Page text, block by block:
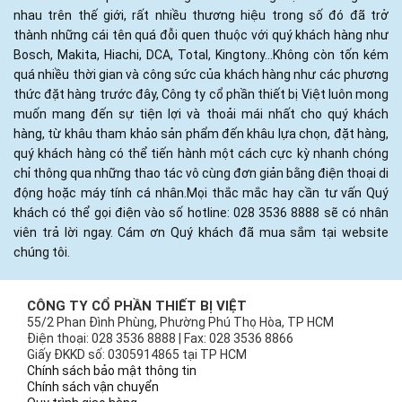
nhau trên thế giới, rất nhiều thương hiệu trong số đó đã trở
thành những cái tên quá đỗi quen thuộc với quý khách hàng như
Bosch, Makita, Hiachi, DCA, Total, Kingtony...Không còn tốn kém
quá nhiều thời gian và công sức của khách hàng như các phương
thức đặt hàng trước đây, Công ty cổ phần thiết bị Việt luôn mong
muốn mang đến sự tiện lợi và thoải mái nhất cho quý khách
hàng, từ khâu tham khảo sản phẩm đến khâu lựa chọn, đặt hàng,
quý khách hàng có thể tiến hành một cách cực kỳ nhanh chóng
chỉ thông qua những thao tác vô cùng đơn giản bằng điện thoại di
động hoặc máy tính cá nhân.Mọi thắc mắc hay cần tư vấn Quý
khách có thể gọi điện vào số hotline: 028 3536 8888 sẽ có nhân
viên trả lời ngay. Cám ơn Quý khách đã mua sắm tại website
chúng tôi.
CÔNG TY CỔ PHẦN THIẾT BỊ VIỆT
55/2 Phan Đình Phùng, Phường Phú Thọ Hòa, TP HCM
Điện thoại: 028 3536 8888 | Fax: 028 3536 8866
Giấy ĐKKD số: 0305914865 tại TP HCM
Chính sách bảo mật thông tin
Chính sách vận chuyển